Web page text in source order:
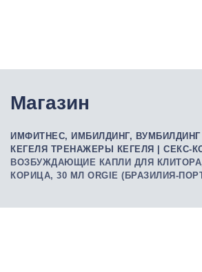
Магазин
ИМФИТНЕС, ИМБИЛДИНГ,
КЕГЕЛЯ ТРЕНАЖЕРЫ КЕГЕЛЯ | СЕКС-
ВОЗБУЖДАЮЩИЕ КАПЛИ ДЛЯ
КОРИЦА, 30 МЛ ORGIE (БРАЗИЛИЯ-